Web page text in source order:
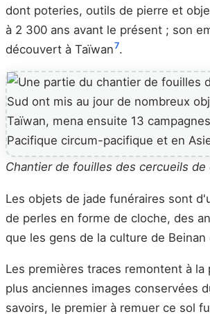
dont poteries, outils de pierre et
à 2 300 ans avant le présent ; son
découvert à Taïwan7.
Chantier de fouilles des cercueils
Les objets de jade funéraires sont
de perles en forme de cloche, des
que les gens de la culture de
Les premières traces remontent à
plus anciennes images conservées
savoirs, le premier à remuer ce sol